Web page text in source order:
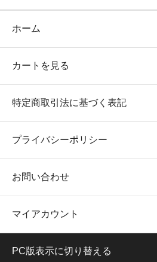
ホーム
カートを見る
特定商取引法に基づく表記
プライバシーポリシー
お問い合わせ
マイアカウント
PC版表示に切り替える